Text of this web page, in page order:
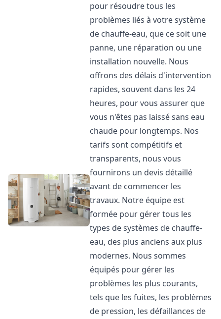
pour résoudre tous les
problèmes liés à votre système
de chauffe-eau, que ce soit une
panne, une réparation ou une
installation nouvelle. Nous
offrons des délais d'intervention
rapides, souvent dans les 24
heures, pour vous assurer que
vous n'êtes pas laissé sans eau
chaude pour longtemps. Nos
tarifs sont compétitifs et
transparents, nous vous
fournirons un devis détaillé
avant de commencer les
travaux. Notre équipe est
formée pour gérer tous les
types de systèmes de chauffe-
eau, des plus anciens aux plus
modernes. Nous sommes
équipés pour gérer les
problèmes les plus courants,
tels que les fuites, les problèmes
de pression, les défaillances de